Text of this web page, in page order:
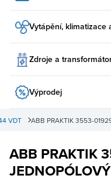
Vytápění, klimatizace
Zdroje a
Výprodej
ABB PRAKTIK 3553-
VDT
ABB PRAKTIK